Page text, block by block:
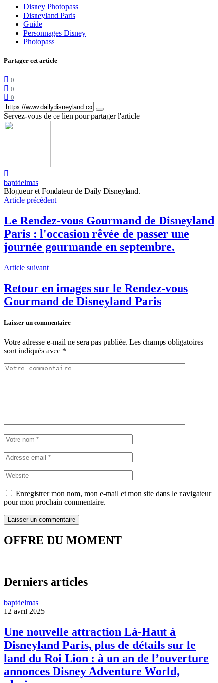
Disney Photopass
Disneyland Paris
Guide
Personnages Disney
Photopass
Partager cet article
0
0
0
Servez-vous de ce lien pour partager l'article
baptdelmas
Blogueur et Fondateur de Daily Disneyland.
Article précédent
Le Rendez-vous Gourmand de Disneyland
Paris : l'occasion rêvée de passer une
journée gourmande en septembre.
Article suivant
Retour en images sur le Rendez-vous
Gourmand de Disneyland Paris
Laisser un commentaire
Votre adresse e-mail ne sera pas publiée. Les champs obligatoires
sont indiqués avec *
Enregistrer mon nom, mon e-mail et mon site dans le navigateur
pour mon prochain commentaire.
OFFRE DU MOMENT
Derniers articles
baptdelmas
12 avril 2025
Une nouvelle attraction Là-Haut à
Disneyland Paris, plus de détails sur le
land du Roi Lion : à un an de l’ouverture
annonces Disney Adventure World,